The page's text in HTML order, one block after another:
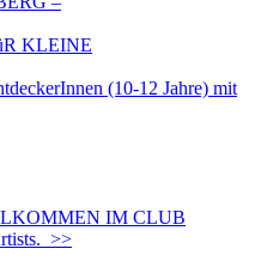
KLEINE
(10-12 Jahre) mit
IM CLUB
>>